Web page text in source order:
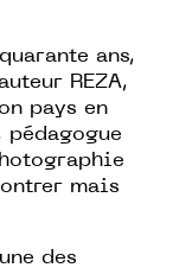
ans,
REZA,
pays en
mais
des